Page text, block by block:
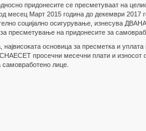
придонесите се пресметуваат на
месец Март 2015 година до декември 2017
социјално осигурување, изнесува
пресметување на придонесите за
основица за пресметка и
просечни месечни плати и
лице.